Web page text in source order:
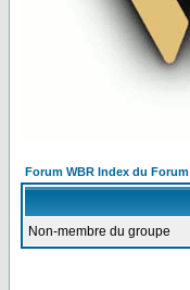
Forum WBR Index du Forum
Non-membre du groupe